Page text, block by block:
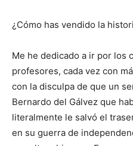
¿Cómo has vendido la
Me he dedicado a ir por los
profesores, cada vez con
con la disculpa de que un
Bernardo del Gálvez que
literalmente le salvó el
en su guerra de